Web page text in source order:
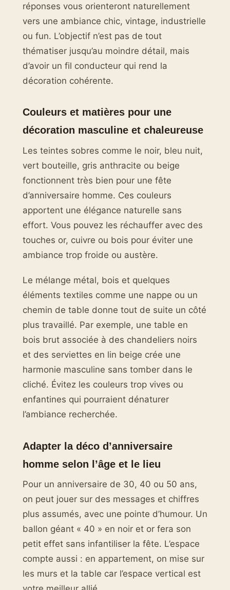
réponses vous orienteront naturellement
vers une ambiance chic, vintage, industrielle
ou fun. L’objectif n’est pas de tout
thématiser jusqu’au moindre détail, mais
d’avoir un fil conducteur qui rend la
décoration cohérente.
Couleurs et matières pour une
décoration masculine et chaleureuse
Les teintes sobres comme le noir, bleu nuit,
vert bouteille, gris anthracite ou beige
fonctionnent très bien pour une fête
d’anniversaire homme. Ces couleurs
apportent une élégance naturelle sans
effort. Vous pouvez les réchauffer avec des
touches or, cuivre ou bois pour éviter une
ambiance trop froide ou austère.
Le mélange métal, bois et quelques
éléments textiles comme une nappe ou un
chemin de table donne tout de suite un côté
plus travaillé. Par exemple, une table en
bois brut associée à des chandeliers noirs
et des serviettes en lin beige crée une
harmonie masculine sans tomber dans le
cliché. Évitez les couleurs trop vives ou
enfantines qui pourraient dénaturer
l’ambiance recherchée.
Adapter la déco d’anniversaire
homme selon l’âge et le lieu
Pour un anniversaire de 30, 40 ou 50 ans,
on peut jouer sur des messages et chiffres
plus assumés, avec une pointe d’humour. Un
ballon géant « 40 » en noir et or fera son
petit effet sans infantiliser la fête. L’espace
compte aussi : en appartement, on mise sur
les murs et la table car l’espace vertical est